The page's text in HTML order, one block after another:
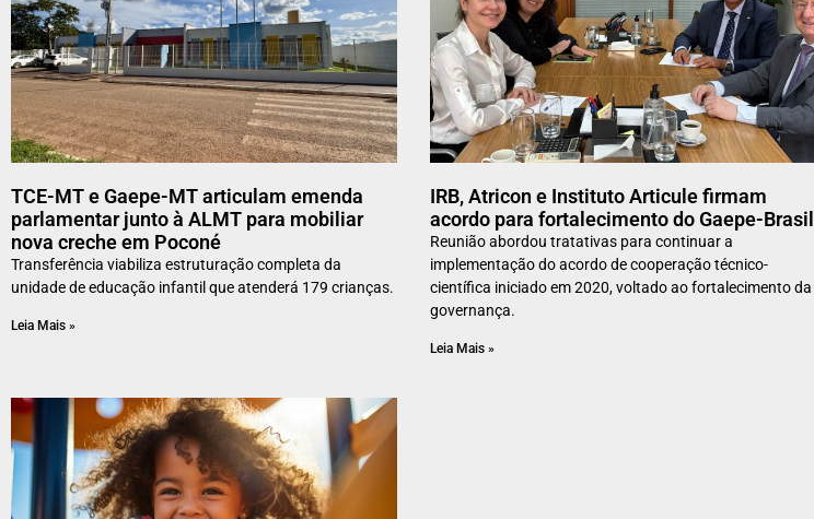
TCE-MT e Gaepe-MT articulam emenda
parlamentar junto à ALMT para mobiliar
nova creche em Poconé
Transferência viabiliza estruturação completa da
unidade de educação infantil que atenderá 179 crianças.
Leia Mais »
IRB, Atricon e Instituto Articule firmam
acordo para fortalecimento do Gaepe-Brasil
Reunião abordou tratativas para continuar a
implementação do acordo de cooperação técnico-
científica iniciado em 2020, voltado ao fortalecimento da
governança.
Leia Mais »